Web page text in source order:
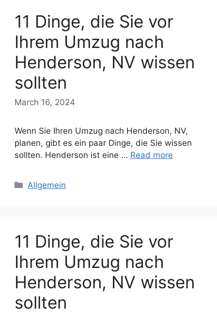
11 Dinge, die Sie vor
Ihrem Umzug nach
Henderson, NV wissen
sollten
March 16, 2024
Wenn Sie Ihren Umzug nach Henderson, NV,
planen, gibt es ein paar Dinge, die Sie wissen
sollten. Henderson ist eine … Read more
Categories
Allgemein
11 Dinge, die Sie vor
Ihrem Umzug nach
Henderson, NV wissen
sollten